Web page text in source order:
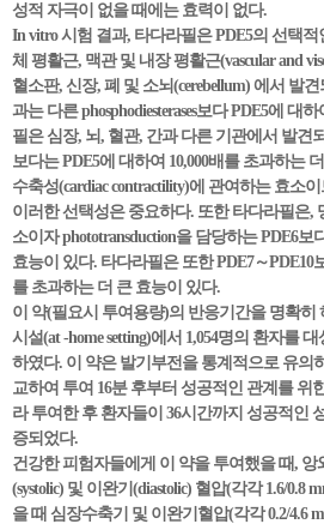
성적 자극이 없을 때에는 효력이 없다.
In vitro 시험 결과, 타다라필은 PDE5의 선택
체 평활근, 맥관 및 내장 평활근(vascular and
혈소판, 신장, 폐 및 소뇌(cerebellum) 에서 발
과는 다른 phosphodiesterases보다 PDE5에 대
필은 심장, 뇌, 혈관, 간과 다른 기관에서 발견
보다는 PDE5에 대하여 10,000배를 초과하는
수축성(cardiac contractility)에 관여하는 효소
이러한 선택성은 중요하다. 또한 타다라필은,
소이자 phototransduction을 담당하는 PDE6보
효능이 있다. 타다라필은 또한 PDE7～PDE10
를 초과하는 더 큰 효능이 있다.
이 약(필요시 투여용량)의 반응기간을 명확히
시설(at -home setting)에서 1,054명의 환자를
하였다. 이 약은 발기부전을 통계적으로 유의
교하여 투여 16분 후부터 성공적인 관계를 위
라 투여한 후 환자들이 36시간까지 성공적인
증되었다.
건강한 피험자들에게 이 약을 투여했을 때, 앙
(systolic) 및 이완기(diastolic) 혈압(각각 1.6/0.8
을 때 심장수축기 및 이완기혈압(각각 0.2/4.6